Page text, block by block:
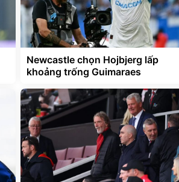
Newcastle chọn Hojbjerg lấp
khoảng trống Guimaraes